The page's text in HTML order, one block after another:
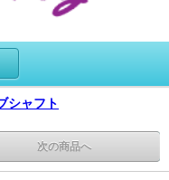
シャフト
次の商品へ